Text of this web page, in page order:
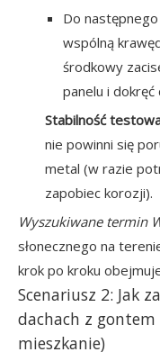
Do
wspólną
środkowy
panelu i dokręć
Stabilność
nie powinni się
metal (w razie
zapobiec korozji).
Wyszukiwane termin
słonecznego na
krok po kroku
Scenariusz 2: Jak
dachach z
mieszkanie)